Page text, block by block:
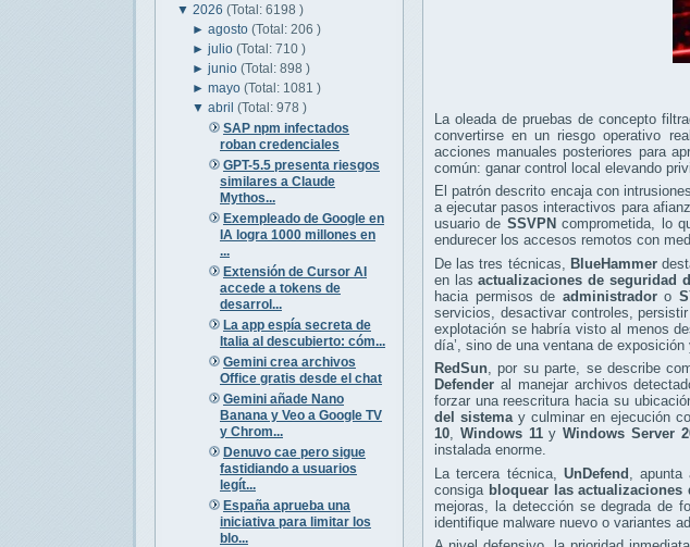
▼ 2026 (Total: 6198 )
►agosto(Total: 206 )
►julio(Total: 710 )
►junio(Total: 898 )
►mayo(Total: 1081 )
▼abril(Total: 978 )
SAP npm infectados
roban credenciales
GPT-5.5 presenta riesgos
similares a Claude
Mythos...
Exempleado de Google en
IA logra 1000 millones en
...
Extensión de Cursor AI
accede a tokens de
desarrol...
La app espía secreta de
Italia al descubierto: cóm...
Gemini crea archivos
Office gratis desde el chat
Gemini añade Nano
Banana y Veo a Google TV
y Chrom...
Denuvo cae pero sigue
fastidiando a usuarios
legít...
España aprueba una
iniciativa para limitar los
blo...
La oleada de pruebas de concepto
convertirse en un riesgo operativo
acciones manuales posteriores para
común: ganar control local elevando
El patrón descrito encaja con intrusiones
a ejecutar pasos interactivos para
usuario de SSVPN comprometida, lo
endurecer los accesos remotos con
De las tres técnicas,
BlueHammer
en lasactualizaciones de seguridad
hacia permisos de administradoro
servicios, desactivar controles,
explotación se habría visto al menos
día’, sino de una ventana de exposición
RedSun, por su parte, se describe
Defender al manejar archivos
forzar una reescritura hacia su
del sistemay culminar en ejecución
10, Windows 11yWindows Server
instalada enorme.
La tercera técnica, UnDefend
,
consiga bloquear las actualizaciones
mejoras, la detección se degrada de
identifique malware nuevo o variantes